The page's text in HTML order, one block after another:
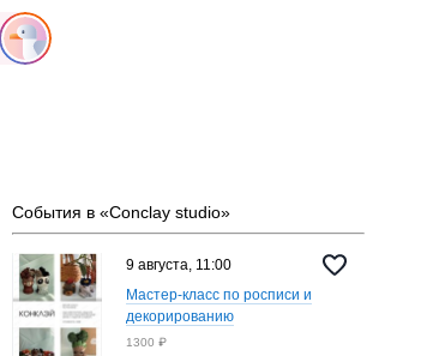
События в «Conclay studio»
9 августа, 11:00
Мастер-класс по росписи и
декорированию
1300 ₽